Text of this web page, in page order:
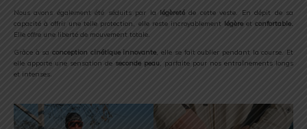
Nous avons également été séduits par la légèreté de cette veste. En dépit de sa
capacité à offrir une telle protection, elle reste incroyablement légèreet confortable.
Elle offre une liberté de mouvement totale.
Grâce à saconception cinétique innovante, elle se fait oublier pendant la course. Et
elle apporte une sensation de seconde peau, parfaite pour nos entraînements longs
et intenses.